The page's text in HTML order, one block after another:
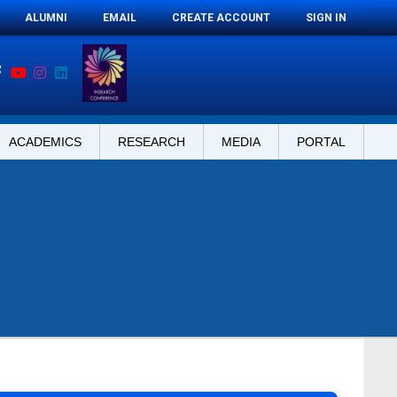
ALUMNI EMAIL CREATE ACCOUNT SIGN IN
ACADEMICS RESEARCH MEDIA PORTAL